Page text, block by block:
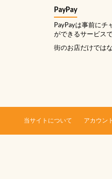
PayPay
PayPayは事前にチ
ができるサービスで
街のお店だけでは
当サイトについて アカウン